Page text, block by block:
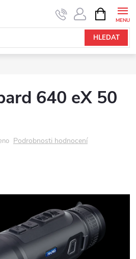
HLEDAT
NÁKUPNÍ
KOŠÍK
640 eX 50
Podrobnosti hodnocení